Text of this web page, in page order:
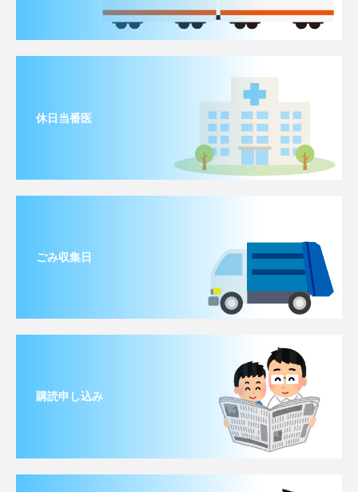
休日当番医
ごみ収集日
購読申し込み